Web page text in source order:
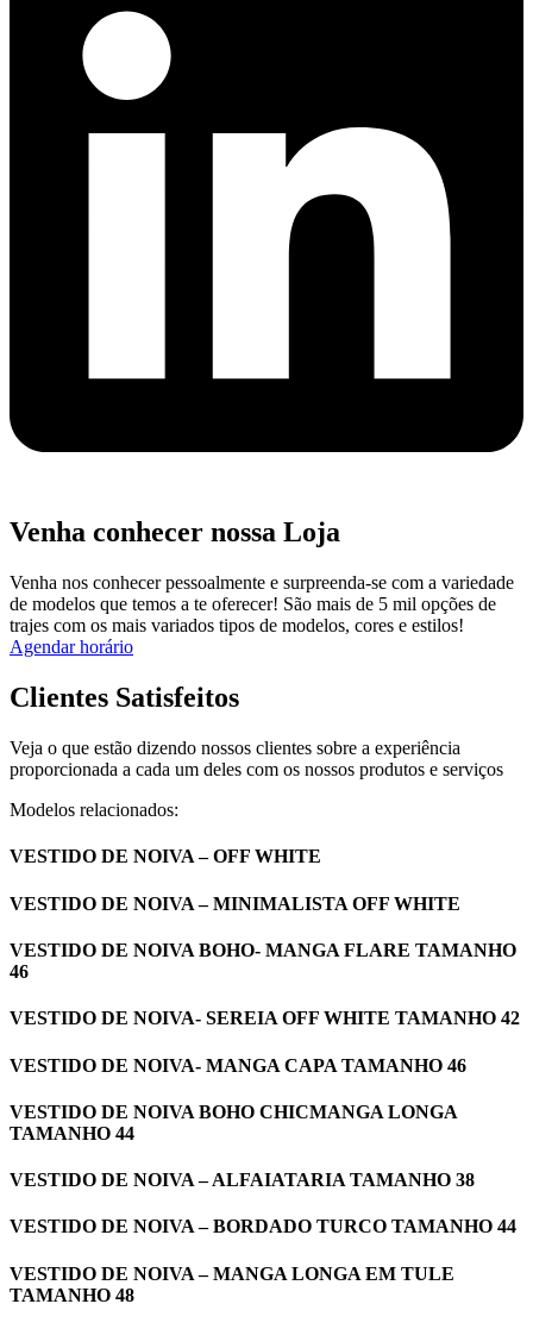
Venha conhecer nossa Loja
Venha nos conhecer pessoalmente e surpreenda-se com a variedade
de modelos que temos a te oferecer! São mais de 5 mil opções de
trajes com os mais variados tipos de modelos, cores e estilos!
Agendar horário
Clientes Satisfeitos
Veja o que estão dizendo nossos clientes sobre a experiência
proporcionada a cada um deles com os nossos produtos e serviços
Modelos relacionados:
VESTIDO DE NOIVA – OFF WHITE
VESTIDO DE NOIVA – MINIMALISTA OFF WHITE
VESTIDO DE NOIVA BOHO- MANGA FLARE TAMANHO
46
VESTIDO DE NOIVA- SEREIA OFF WHITE TAMANHO 42
VESTIDO DE NOIVA- MANGA CAPA TAMANHO 46
VESTIDO DE NOIVA BOHO CHICMANGA LONGA
TAMANHO 44
VESTIDO DE NOIVA – ALFAIATARIA TAMANHO 38
VESTIDO DE NOIVA – BORDADO TURCO TAMANHO 44
VESTIDO DE NOIVA – MANGA LONGA EM TULE
TAMANHO 48